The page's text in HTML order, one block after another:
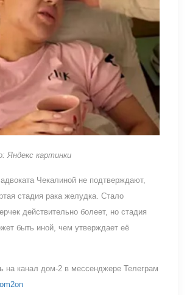
Яндекс картинки
Чекалиной не подтверждают,
стадия рака желудка. Стало
действительно болеет, но стадия
быть иной, чем утверждает её
на канал дом-2 в мессенджере Телеграм